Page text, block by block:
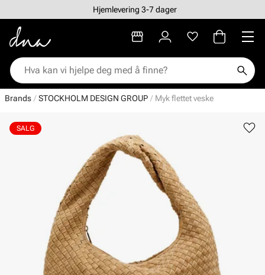
Hjemlevering 3-7 dager
Brands STOCKHOLM DESIGN GROUP Myk flettet veske
SALG